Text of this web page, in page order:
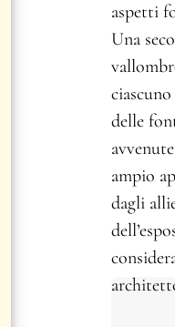
aspetti
Una
delle
ampio
dagli